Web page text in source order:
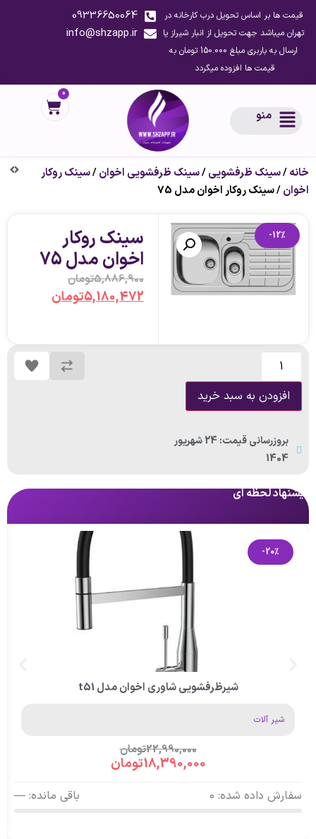
قیمت ها بر اساس تحویل درب کارخانه در
تهران میباشد جهت تحویل از انبار شیراز یا
ارسال به باربری مبلغ 150.000 تومان به
قیمت ها افزوده میگردد
09336650064
info@shzapp.ir
منو
0
خانه/سینک ظرفشویی/سینک ظرفشویی اخوان/سینک روکار
اخوان/ سینک روکار اخوان مدل 75
پیشنهاد لحظه ای
-20%
شیرظرفشویی شاوری اخوان مدل t51
شیر آلات
22,990,000تومان
18,390,000تومان
سفارش داده شده: 0 باقی مانده: —
-12% سینک روکار
اخوان مدل 75
5,886,900تومان
5,180,472تومان
افزودن به سبد خرید
بروزرسانی قیمت: 24 شهریور
1404